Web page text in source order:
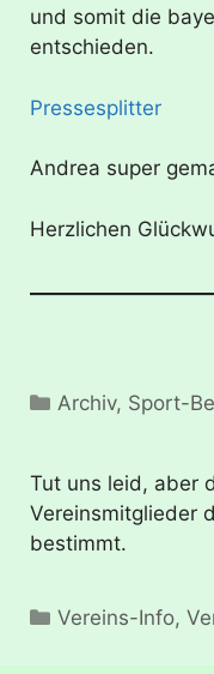
und somit die
entschieden.
Pressesplitter
Andrea super
Herzlichen
Kategorien
Archiv, Sport-
Tut uns leid, aber
Vereinsmitglieder
bestimmt.
Kategorien
Vereins-Info,